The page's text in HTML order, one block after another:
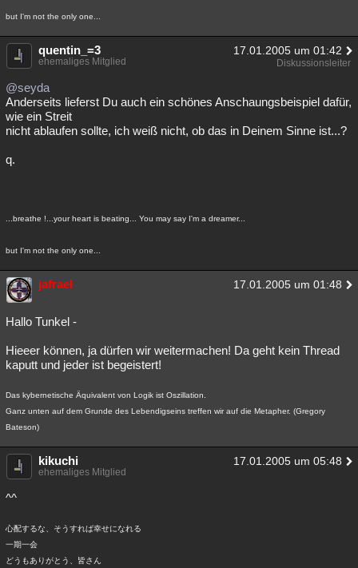
but I'm not the only one...
quentin_=3 17.01.2005 um 01:42
ehemaliges Mitglied Diskussionsleiter
@seyda
Anderseits lieferst Du auch ein schönes Anschaungsbeispiel dafür,
wie ein Streit
nicht ablaufen sollte, ich weiß nicht, ob das in Deinem Sinne ist...?
q.
...breathe !...your heart is beating... You may say I'm a dreamer...
but I'm not the only one...
jafrael 17.01.2005 um 01:48
Hallo Tunkel -
Hieeer können, ja dürfen wir weitermachen! Da geht kein Thread
kaputt und jeder ist begeistert!
Das kybernetische Äquivalent von Logik ist Oszillation.
Ganz unten auf dem Grunde des Lebendigseins treffen wir auf die Metapher. (Gregory
Bateson)
kikuchi 17.01.2005 um 05:48
ehemaliges Mitglied
^^
心配するな、そうすれば幸せになれる
一期一会
どうもありがとう、皆さん